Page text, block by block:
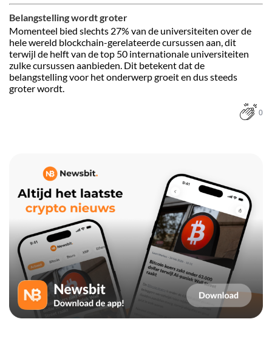
Belangstelling wordt groter
Momenteel bied slechts 27% van de universiteiten over de
hele wereld blockchain-gerelateerde cursussen aan, dit
terwijl de helft van de top 50 internationale universiteiten
zulke cursussen aanbieden. Dit betekent dat de
belangstelling voor het onderwerp groeit en dus steeds
groter wordt.
0